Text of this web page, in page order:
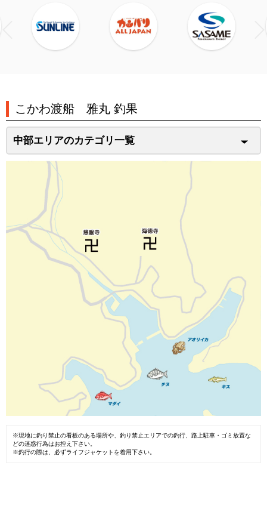
こかわ渡船 雅丸 釣果
中部エリアのカテゴリ一覧
※現地に釣り禁止の看板のある場所や、釣り禁止エリアでの釣行、路上駐車・ゴミ放置な
どの迷惑行為はお控え下さい。
※釣行の際は、必ずライフジャケットを着用下さい。